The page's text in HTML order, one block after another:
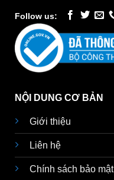
Follow us:
NỘI DUNG CƠ BẢN
Giới thiệu
Liên hệ
Chính sách bảo mật